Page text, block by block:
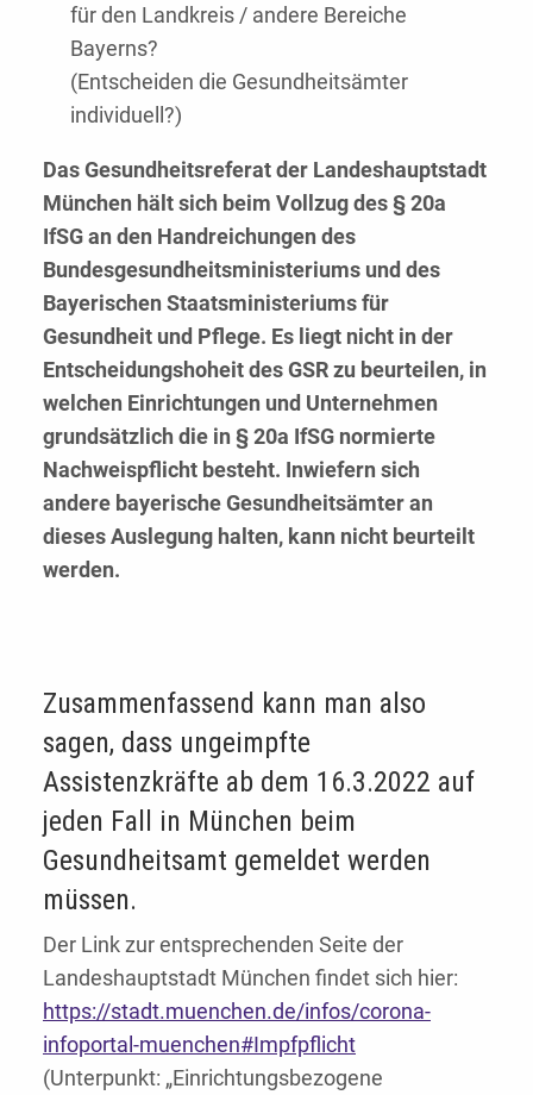
für den Landkreis / andere Bereiche
Bayerns?
(Entscheiden die Gesundheitsämter
individuell?)
Das Gesundheitsreferat der Landeshauptstadt
München hält sich beim Vollzug des § 20a
IfSG an den Handreichungen des
Bundesgesundheitsministeriums und des
Bayerischen Staatsministeriums für
Gesundheit und Pflege. Es liegt nicht in der
Entscheidungshoheit des GSR zu beurteilen, in
welchen Einrichtungen und Unternehmen
grundsätzlich die in § 20a IfSG normierte
Nachweispflicht besteht. Inwiefern sich
andere bayerische Gesundheitsämter an
dieses Auslegung halten, kann nicht beurteilt
werden.
Zusammenfassend kann man also
sagen, dass ungeimpfte
Assistenzkräfte ab dem 16.3.2022 auf
jeden Fall in München beim
Gesundheitsamt gemeldet werden
müssen.
Der Link zur entsprechenden Seite der
Landeshauptstadt München findet sich hier:
https://stadt.muenchen.de/infos/corona-
infoportal-muenchen#Impfpflicht
(Unterpunkt: „Einrichtungsbezogene